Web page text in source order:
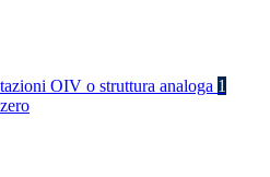
OIV o struttura analoga 1